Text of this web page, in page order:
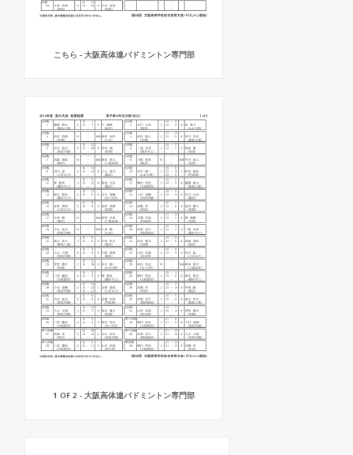
こちら - 大阪高体連バドミントン専門部
1 OF 2 - 大阪高体連バドミントン専門部